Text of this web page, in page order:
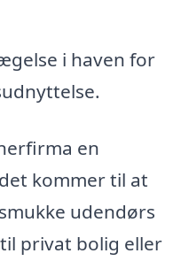
i haven for
en
kommer til at
udendørs
privat bolig eller